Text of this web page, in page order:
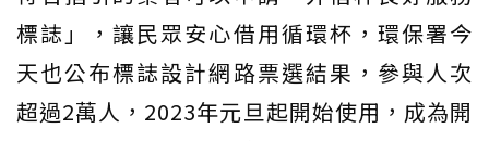
標誌」，讓民眾安心借用循環杯，環保署今
天也公布標誌設計網路票選結果，參與人次
超過2萬人，2023年元旦起開始使用，成為開